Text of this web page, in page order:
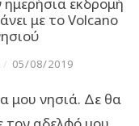
εκδρομή
με το Volcano
/ 05/08/2019
μου νησιά. Δε θα